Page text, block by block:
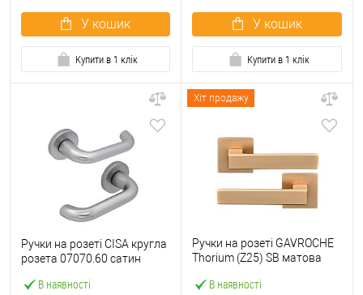
У кошик
Купити в 1 клік
У кошик
Купити в 1 клік
В наявності
Ручки на розеті CISA кругла
розета 07070.60 сатин
Хіт продажу
В наявності
Ручки на розеті GAVROCHE
Thorium (Z25) SB матова